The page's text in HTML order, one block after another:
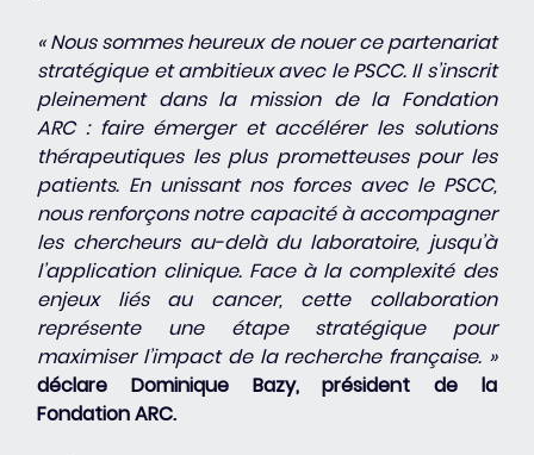
« Nous sommes heureux de nouer ce partenariat
stratégique et ambitieux avec le PSCC. Il s’inscrit
pleinement dans la mission de la Fondation
ARC : faire émerger et accélérer les solutions
thérapeutiques les plus prometteuses pour les
patients. En unissant nos forces avec le PSCC,
nous renforçons notre capacité à accompagner
les chercheurs au-delà du laboratoire, jusqu’à
l’application clinique. Face à la complexité des
enjeux liés au cancer, cette collaboration
représente une étape stratégique pour
maximiser l’impact de la recherche française. »
déclare Dominique Bazy, président de la
Fondation ARC.